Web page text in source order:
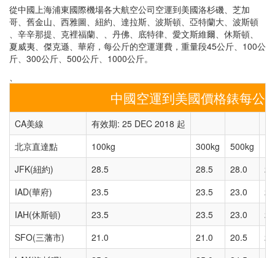
從中國上海浦東國際機場各大航空公司空運到美國洛杉磯、芝加
哥、舊金山、西雅圖、紐約、達拉斯、波斯頓、亞特蘭大、波斯頓
、辛辛那提、克裡福蘭、、丹佛、底特律、愛文斯維爾、休斯頓、
夏威夷、傑克遜、華府，每公斤的空運運費，重量段45公斤、100公
斤、300公斤、500公斤、1000公斤。
、
中國空運到美國價格錶每公
CA美線
有效期: 25 DEC 2018 起
北京直達點
100kg 300kg 500kg
JFK(紐約)
28.5 28.5 28.0
IAD(華府)
23.5 23.5 23.0
IAH(休斯頓)
23.5 23.5 23.0
SFO(三藩市)
21.0 21.0 20.5